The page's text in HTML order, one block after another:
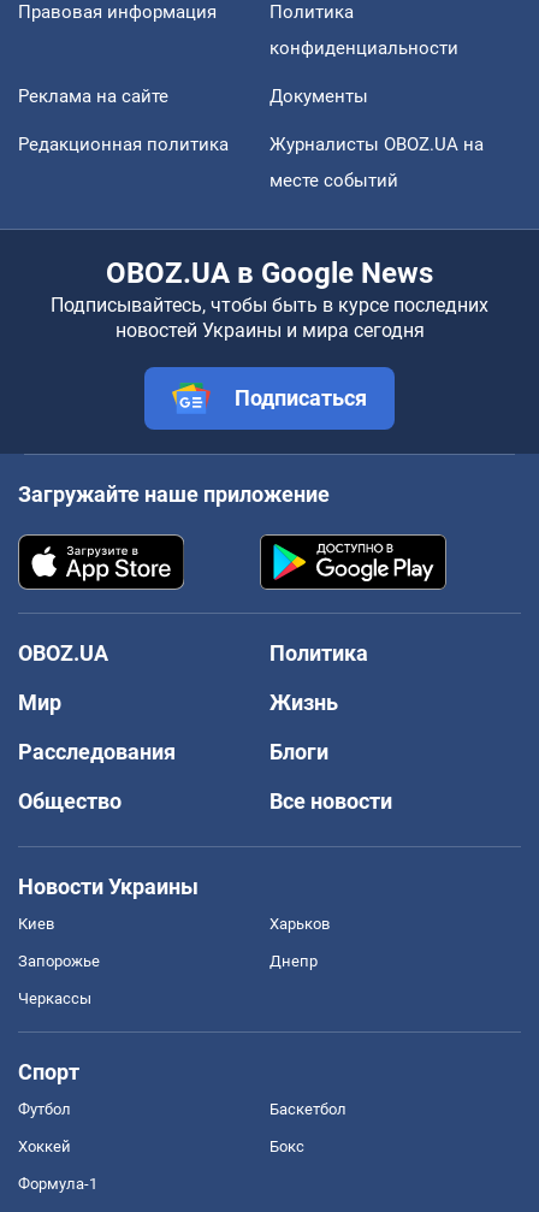
Правовая информация
Политика
конфиденциальности
Реклама на сайте Документы
Редакционная политика
Журналисты OBOZ.UA на
месте событий
OBOZ.UA в Google News
Подписывайтесь, чтобы быть в курсе последних
новостей Украины и мира сегодня
Подписаться
Загружайте наше приложение
OBOZ.UA
Политика
Мир
Жизнь
Расследования
Блоги
Общество
Все новости
Новости Украины
Киев Харьков
Запорожье Днепр
Черкассы
Спорт
Футбол Баскетбол
Хоккей Бокс
Формула-1